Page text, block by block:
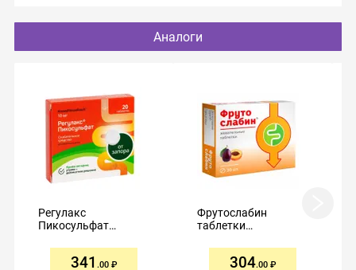
Аналоги
Регулакс
Пикосульфат
341 .00
Фрутослабин
таблетки
№30
304.00